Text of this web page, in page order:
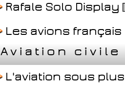
Rafale Solo Display
Les avions français
Aviation civile
L'aviation sous